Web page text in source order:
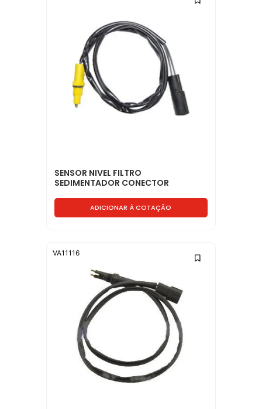
SENSOR NIVEL FILTRO
SEDIMENTADOR CONECTOR
ADICIONAR À COTAÇÃO
VA11116